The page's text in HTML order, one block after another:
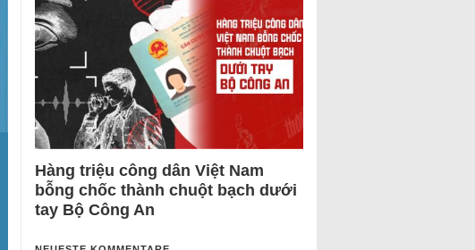
Hàng triệu công dân Việt Nam
bỗng chốc thành chuột bạch dưới
tay Bộ Công An